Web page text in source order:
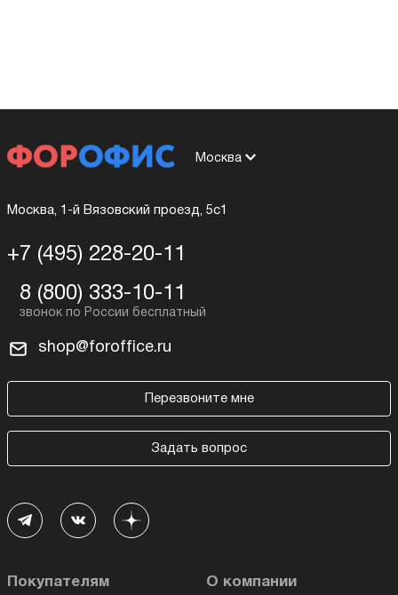
Москва
Москва, 1-й Вязовский проезд, 5с1
+7 (495) 228-20-11
8 (800) 333-10-11
shop@foroffice.ru
Перезвоните мне
Задать вопрос
Покупателям О компании